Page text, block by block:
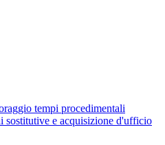
tempi procedimentali
sostitutive e acquisizione d'ufficio